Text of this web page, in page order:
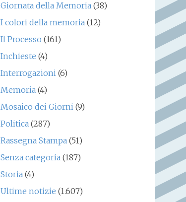
Giornata della Memoria(38)
I colori della memoria(12)
Il Processo (161)
Inchieste (4)
Interrogazioni(6)
Memoria(4)
Mosaico dei Giorni(9)
Politica(287)
Rassegna Stampa(51)
Senza categoria(187)
Storia(4)
Ultime notizie (1.607)